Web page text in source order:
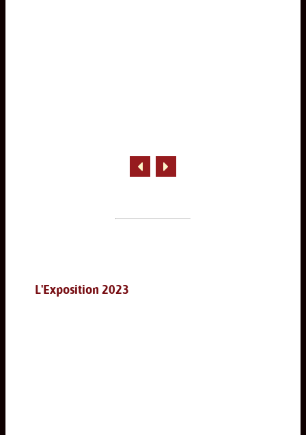
L'Exposition 2023